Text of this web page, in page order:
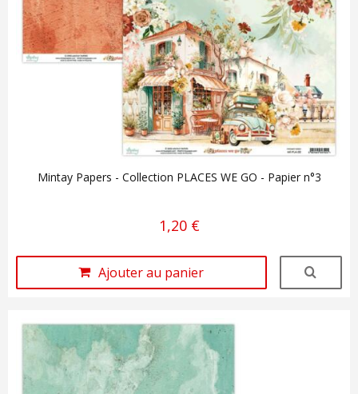
Mintay Papers - Collection PLACES WE GO - Papier n°3
1,20 €
Ajouter au panier